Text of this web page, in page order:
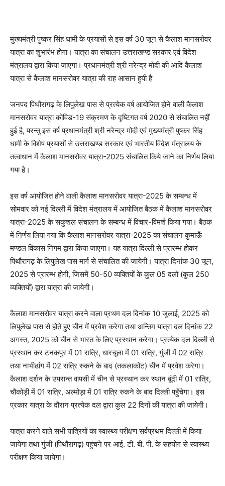
मुख्यमंत्री पुष्कर सिंह धामी के प्रयासों से इस वर्ष 30 जून से कैलाश मानसरोवर
यात्रा का शुभारंभ होगा। यात्रा का संचालन उत्तराखण्ड सरकार एवं विदेश
मंत्रालय द्वारा किया जाएगा। प्रधानमंत्री श्री नरेन्द्र मोदी की आदि कैलाश
यात्रा से कैलाश मानसरोवर यात्रा की राह आसान हुयी है
जनपद पिथौरागढ़ के लिपुलेख पास से प्रत्येक वर्ष आयोजित होने वाली कैलाश
मानसरोवर यात्रा कोविड-19 संक्रमण के दृष्टिगत वर्ष 2020 से संचालित नहीं
हुई है, परन्तु इस वर्ष प्रधानमंत्री श्री नरेन्द्र मोदी एवं मुख्यमंत्री पुष्कर सिंह
धामी के विशेष प्रयासों से उत्तराखण्ड सरकार एवं भारतीय विदेश मंत्रालय के
तत्वाधान में कैलाश मानसरोवर यात्रा-2025 संचालित किये जाने का निर्णय लिया
गया है।
इस वर्ष आयोजित होने वाली कैलाश मानसरोवर यात्रा-2025 के सम्बन्ध में
सोमवार को नई दिल्ली में विदेश मंत्रालय में आयोजित बैठक में कैलाश मानसरोवर
यात्रा-2025 के सकुशल संचालन के सम्बन्ध में विचार-विमर्श किया गया। बैठक
में निर्णय लिया गया कि कैलाश मानसरोवर यात्रा-2025 का संचालन कुमाऊँ
मण्डल विकास निगम द्वारा किया जाएगा। यह यात्रा दिल्ली से प्रारम्भ होकर
पिथौरागढ़ के लिपुलेख पास मार्ग से संचालित की जायेगी। यात्रा दिनांक 30 जून,
2025 से प्रारम्भ होगी, जिसमें 50-50 व्यक्तियों के कुल 05 दलों (कुल 250
व्यक्तियों) द्वारा यात्रा की जायेगी।
कैलाश मानसरोवर यात्रा करने वाला प्रथम दल दिनांक 10 जुलाई, 2025 को
लिपुलेख पास से होते हुए चीन में प्रवेश करेगा तथा अन्तिम यात्रा दल दिनांक 22
अगस्त, 2025 को चीन से भारत के लिए प्रस्थान करेगा। प्रत्येक दल दिल्ली से
प्रस्थान कर टनकपुर में 01 रात्रि, धारचूला में 01 रात्रि, गुंजी में 02 रात्रि
तथा नाभीढांग में 02 रात्रि रुकने के बाद (तकलाकोट) चीन में प्रवेश करेगा।
कैलाश दर्शन के उपरान्त वापसी में चीन से प्रस्थान कर स्थान बूंदी में 01 रात्रि,
चौकोड़ी में 01 रात्रि, अल्मोड़ा में 01 रात्रि रुकने के बाद दिल्ली पहुँचेगा। इस
प्रकार यात्रा के दौरान प्रत्येक दल द्वारा कुल 22 दिनों की यात्रा की जायेगी।
यात्रा करने वाले सभी यात्रियों का स्वास्थ्य परीक्षण सर्वप्रथम दिल्ली में किया
जायेगा तथा गुंजी (पिथौरागढ़) पहुंचने पर आई. टी. बी. पी. के सहयोग से स्वास्थ्य
परीक्षण किया जायेगा।